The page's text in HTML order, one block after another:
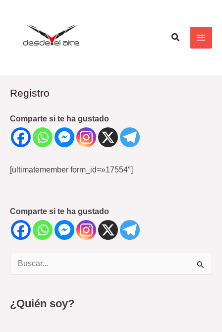
Buscar
Registro
Comparte si te ha gustado
[ultimatemember form_id=»17554″]
Comparte si te ha gustado
¿Quién soy?